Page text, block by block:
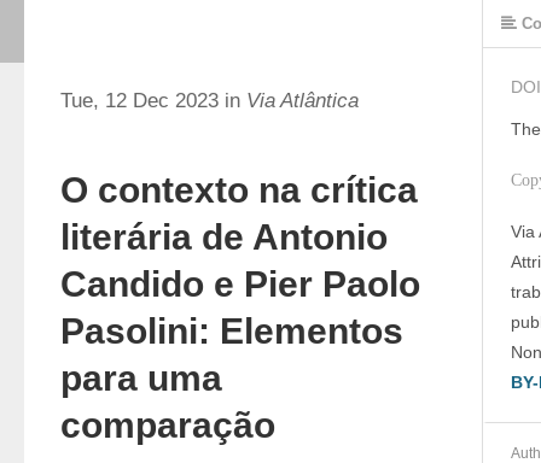
Tue, 12 Dec 2023 in Via Atlântica
O contexto na crítica
literária de Antonio
Candido e Pier Paolo
Pasolini: Elementos
para uma
comparação
DOI
Via